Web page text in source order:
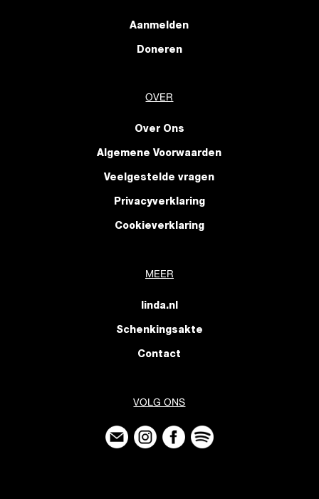
Aanmelden
Doneren
OVER
Over Ons
Algemene Voorwaarden
Veelgestelde vragen
Privacyverklaring
Cookieverklaring
MEER
linda.nl
Schenkingsakte
Contact
VOLG ONS